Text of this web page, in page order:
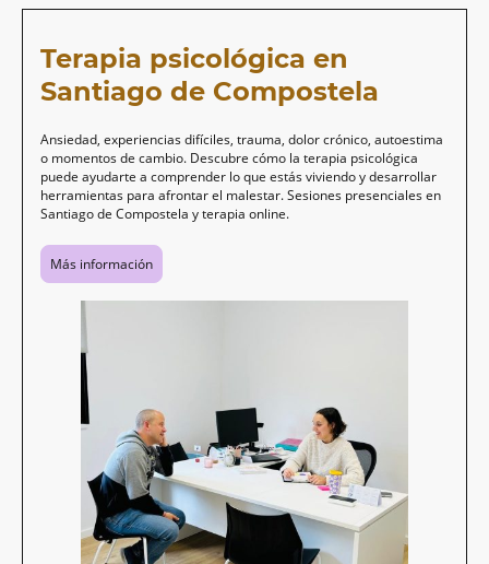
Terapia psicológica en
Santiago de Compostela
Ansiedad, experiencias difíciles, trauma, dolor crónico, autoestima
o momentos de cambio. Descubre cómo la terapia psicológica
puede ayudarte a comprender lo que estás viviendo y desarrollar
herramientas para afrontar el malestar. Sesiones presenciales en
Santiago de Compostela y terapia online.
Más información